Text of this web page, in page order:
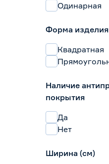
Одинарная
Форма изделия
Квадратная
Наличие
покрытия
Да
Нет
Ширина (см)